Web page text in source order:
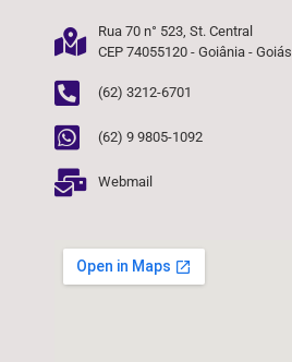
Rua 70 n° 523, St. Central
CEP 74055120 - Goiânia - Goiás
(62) 3212-6701
(62) 9 9805-1092
Webmail